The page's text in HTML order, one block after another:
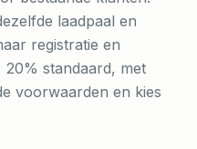
laadpaal en
registratie en
standaard, met
voorwaarden en kies